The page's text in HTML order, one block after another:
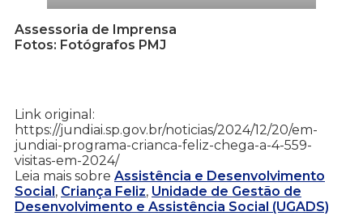
Assessoria de Imprensa
Fotos: Fotógrafos PMJ
Link original:
https://jundiai.sp.gov.br/noticias/2024/12/20/em-
jundiai-programa-crianca-feliz-chega-a-4-559-
visitas-em-2024/
Leia mais sobre Assistência e Desenvolvimento
Social , Criança Feliz, Unidade de Gestão de
Desenvolvimento e Assistência Social (UGADS)